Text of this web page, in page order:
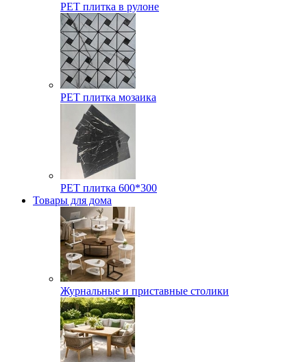
РЕТ плитка в рулоне
РЕТ плитка мозаика
РЕТ плитка 600*300
Товары для дома
Журнальные и приставные столики